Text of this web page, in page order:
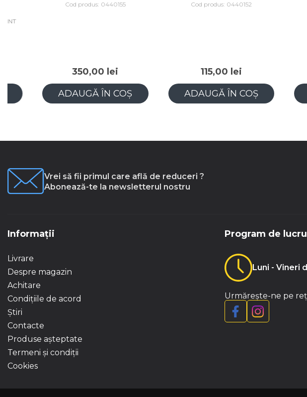
Cod produs: 0440155
350,00 lei
ADAUGĂ ÎN COȘ
Cod produs: 0440152
115,00 lei
ADAUGĂ ÎN COȘ
Vrei să fii primul care află de reduceri ?
Abonează-te la newsletterul nostru
Informații
Livrare
Despre magazin
Achitare
Condițiile de acord
Știri
Contacte
Produse așteptate
Termeni și condiții
Cookies
Program de lucru
Luni - Vineri
Urmărește-ne pe